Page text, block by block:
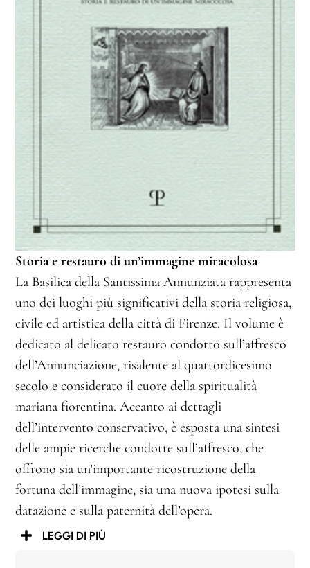
Storia e restauro di un’immagine miracolosa
La Basilica della Santissima Annunziata rappresenta
uno dei luoghi più significativi della storia religiosa,
civile ed artistica della città di Firenze. Il volume è
dedicato al delicato restauro condotto sull’affresco
dell’Annunciazione, risalente al quattordicesimo
secolo e considerato il cuore della spiritualità
mariana fiorentina. Accanto ai dettagli
dell’intervento conservativo, è esposta una sintesi
delle ampie ricerche condotte sull’affresco, che
offrono sia un’importante ricostruzione della
fortuna dell’immagine, sia una nuova ipotesi sulla
datazione e sulla paternità dell’opera.
LEGGI DI PIÙ